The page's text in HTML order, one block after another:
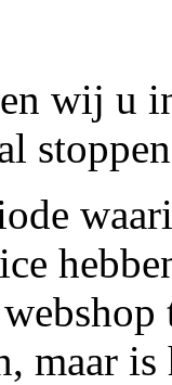
wij u
maar